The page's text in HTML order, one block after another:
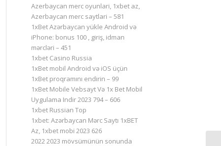
Azerbaycan merc oyunlari, 1xbet az,
Azerbaycan merc saytlari – 581
1xBet Azərbaycan yükle Android və
iPhone: bonus 100 , giriş, idman
mərcləri – 451
1xbet Casino Russia
1xBet mobil Android və iOS üçün
1xBet proqramını endirin – 99
1xBet Mobile Vebsayt Və 1x Bet Mobil
Uygulama Indir 2023 794 – 606
1xbet Russian Top
1xbet: Azərbaycan Mərc Saytı 1xBET
Az, 1xbet mobi 2023 626
2022 2023 mövsümünün sonunda